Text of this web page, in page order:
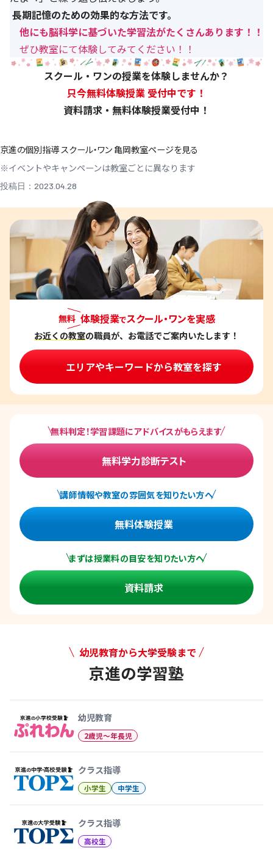
長期記憶のための効果的な方法です。
他にも脳科学に基づいた学習法がたくさんあります！！
ぜひ教室にて体験してみてください！！
スクール・ワンの授業を体験しませんか？
只今無料体験授業 受付中です！
資料請求・無料体験授業受付中！
京進の個別指導 スクール・ワン 亀岡教室ページを見る
※イベントやキャンペーンは教室ごとに異なります
投稿日：2023.04.28
無料 体験授業でスクール・ワンを実感
お近くの教室の職員が、お電話でご案内いたします！
エリアやキーワードから教室を探す
無料判定！学習課題にアドバイスがもらえます
無料学力診断テスト
講師情報や教室の雰囲気を知りたい方へ
無料体験授業
まずは授業料の目安を知りたい方へ
資料請求
幼児教育から大学受験まで
京進の学習塾
幼児教育
2歳児〜年長児
クラス指導
小学生 中学生
クラス指導
高校生